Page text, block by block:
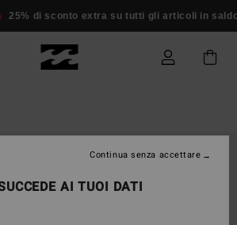
25% di sconto extra su tutti gli articoli in
AI TUOI DATI
Continua senza accettare